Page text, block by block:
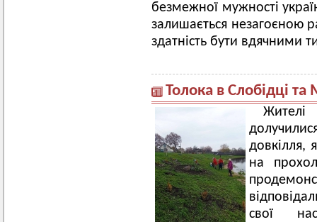
безмежної мужності
залишається незагоєною
здатність бути вдячними
Толока в Слобідці
Жителі
довкілля,
на
свої